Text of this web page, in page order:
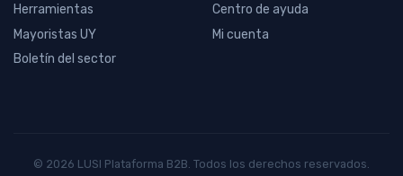
Herramientas
Mayoristas UY
Boletín del sector
Centro de ayuda
Mi cuenta
© 2026 LUSI Plataforma B2B. Todos los derechos reservados.